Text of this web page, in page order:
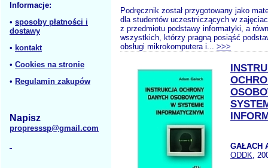
Informacje:
• sposoby płatności i
dostawy
• kontakt
• Cookies na stronie
• Regulamin zakupów
Napisz
propresssp@gmail.com
Podręcznik został przygotowany jako
dla studentów uczestniczących w
z przedmiotu podstawy informatyki, a
wszystkich, którzy pragną posiąść
obsługi mikrokomputera i... >>>
GAŁACH
ODDK,